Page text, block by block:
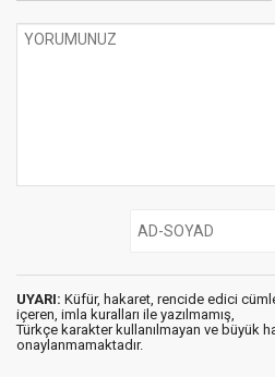
UYARI: Küfür, hakaret, rencide edici
içeren, imla kuralları ile yazılmamış,
Türkçe karakter kullanılmayan ve büyük
onaylanmamaktadır.